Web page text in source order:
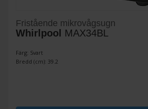
Fristående mikrovågsugn
Whirlpool MAX34BL
Färg: Svart
Bredd (cm): 39.2